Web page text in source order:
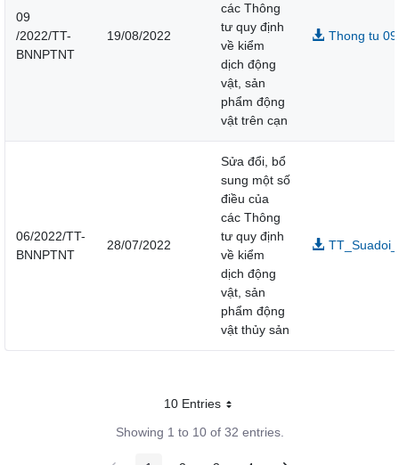
09
/2022/TT-
BNNPTNT
19/08/2022
các Thông
tư quy định
về kiểm
dịch động
vật, sản
phẩm động
vật trên cạn
Thong tu
06/2022/TT-
BNNPTNT
28/07/2022
Sửa đổi, bổ
sung một số
điều của
các Thông
tư quy định
về kiểm
dịch động
vật, sản
phẩm động
vật thủy sản
10 EntriesPer page
Showing 1 to 10 of 32 entries.